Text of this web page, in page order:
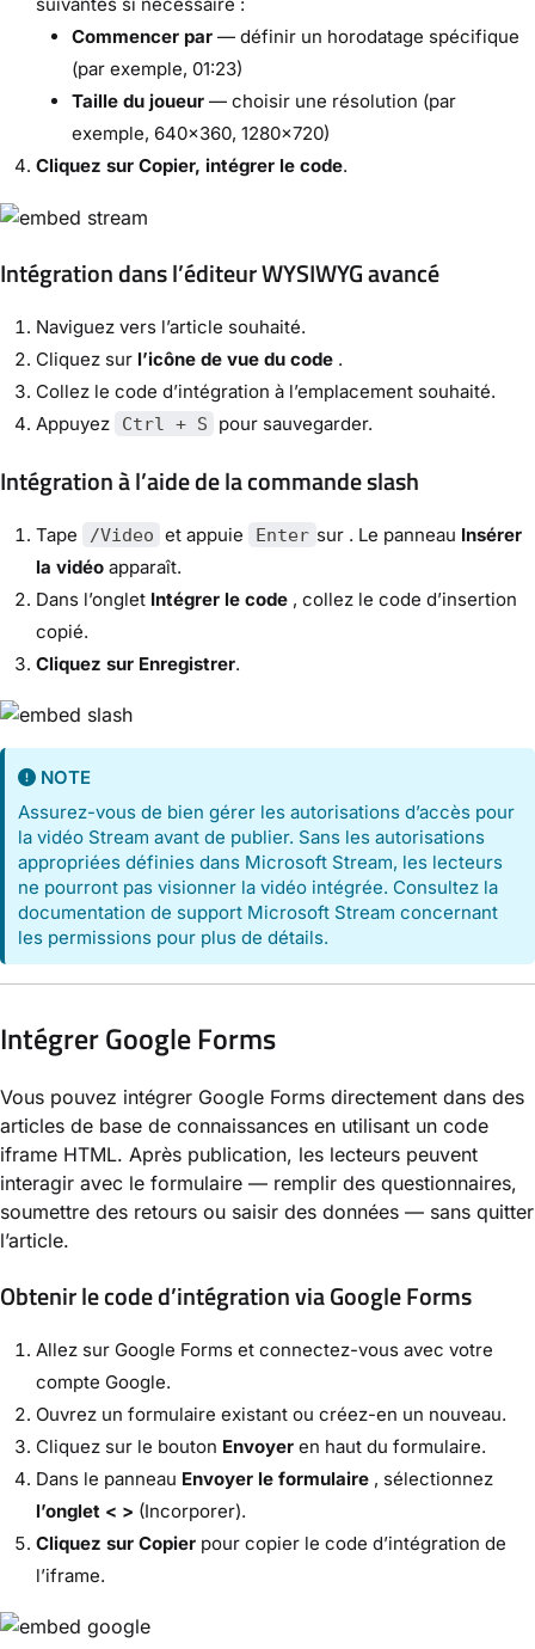
Commencer par — définir un horodatage spécifique
(par exemple, 01:23)
Taille du joueur — choisir une résolution (par
exemple, 640×360, 1280×720)
Cliquez sur Copier, intégrer le code.
Intégration dans l’éditeur WYSIWYG avancé
Naviguez vers l’article souhaité.
Cliquez sur l’icône de vue du code .
Collez le code d’intégration à l’emplacement souhaité.
Appuyez
Ctrl + S pour sauvegarder.
Intégration à l’aide de la commande slash
Tape /Video et appuie Enter sur . Le panneau Insérer
la vidéo apparaît.
Dans l’onglet Intégrer le code , collez le code d’insertion
copié.
Cliquez sur Enregistrer.
NOTE
Assurez-vous de bien gérer les autorisations d’accès pour
la vidéo Stream avant de publier. Sans les autorisations
appropriées définies dans Microsoft Stream, les lecteurs
ne pourront pas visionner la vidéo intégrée. Consultez la
documentation de support Microsoft Stream concernant
les permissions pour plus de détails.
Intégrer Google Forms
Vous pouvez intégrer Google Forms directement dans des
articles de base de connaissances en utilisant un code
iframe HTML. Après publication, les lecteurs peuvent
interagir avec le formulaire — remplir des questionnaires,
soumettre des retours ou saisir des données — sans quitter
l’article.
Obtenir le code d’intégration via Google Forms
Allez sur Google Forms et connectez-vous avec votre
compte Google.
Ouvrez un formulaire existant ou créez-en un nouveau.
Cliquez sur le bouton Envoyer en haut du formulaire.
Dans le panneau Envoyer le formulaire , sélectionnez
l’onglet < > (Incorporer).
Cliquez sur Copier pour copier le code d’intégration de
l’iframe.